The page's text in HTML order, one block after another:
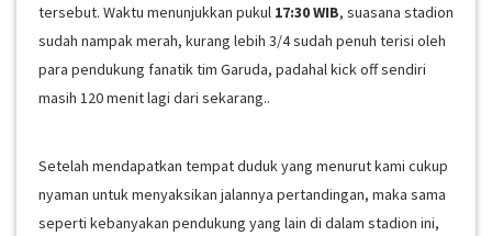
tersebut. Waktu menunjukkan pukul 17:30 WIB, suasana stadion
sudah nampak merah, kurang lebih 3/4 sudah penuh terisi oleh
para pendukung fanatik tim Garuda, padahal kick off sendiri
masih 120 menit lagi dari sekarang..
Setelah mendapatkan tempat duduk yang menurut kami cukup
nyaman untuk menyaksikan jalannya pertandingan, maka sama
seperti kebanyakan pendukung yang lain di dalam stadion ini,